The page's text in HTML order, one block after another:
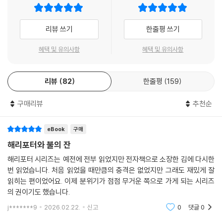
에서 큰 비중을 차지하는 작가들의 작품과 『해리 포터』 시리즈를 친구들과
비교·분석하기도 했다.
한편으로 그는 성인이 되어 원서를 접하게 되면서 독자 입장에서 아쉬움을
적인 장르로 인정받지 못했고, 호그와트에 입학하는 어린 해리가 주인공으
로 등장하는 『해리 포터』는 더더욱 ‘어린이들이 읽는 책’이라는 공고한 선
입견을 떼어 낼 수 없었다. 그 때문에 기존 번역본에서는 몰입감과 가독성
을 높여 주는 장점을 살렸지만, 주된 독자층인 청소년에 맞춰 번역 과정에
전’이 된 만큼, 이번에 출간되는 시리즈는 작가의 은유와 비유적인 표현은
물론 의도를 독자들이 생생하게 느낄 수 있는 데 번역의 주안점을 삼았다.
기존 번역본에서 순화된 표현이나 미묘한 뉘앙스의 차이 또한 꼼꼼하게 검
토하고 크고 작은 톱니바퀴를 만들 듯 세밀하게 보완했다.
역자는 해리 포터를 처음 만나는 어린 세대가 20년이 지나 성인의 눈높이
에서 읽어도 어색함 없이 책을 통해 ‘해리 포터’ 세계를 경험하며 기쁨을 만
리뷰 쓰기
혜택 및 유의사항
한줄평 쓰기
혜택 및 유의사항
리뷰 82 한줄평 159
구매리뷰 추천순
eBook 구매
해리포터와 불의 잔
해리포터 시리즈는 예전에 전부 읽었지만 전자책으로 소장한 김에 다시한
번 읽었습니다. 처음 읽었을 때만큼의 충격은 없었지만 그래도 재밌게 잘
읽히는 편이었어요. 이제 분위기가 점점 무거운 쪽으로 가게 되는 시리즈
의 권이기도 했습니다.
j*******9 2026.02.22. 신고 0 댓글0